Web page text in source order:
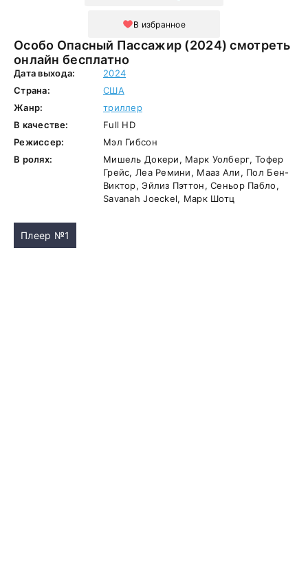
Особо Опасный Пассажир (2024) смотреть
онлайн бесплатно
В избранное
Дата выхода:
2024
Страна:
США
Жанр:
триллер
В качестве:
Full HD
Режиссер:
Мэл Гибсон
В ролях:
Мишель Докери, Марк Уолберг, Тофер
Грейс, Леа Ремини, Мааз Али, Пол Бен-
Виктор, Эйлиз Пэттон, Сеньор Пабло,
Savanah Joeckel, Марк Шотц
Плеер №1